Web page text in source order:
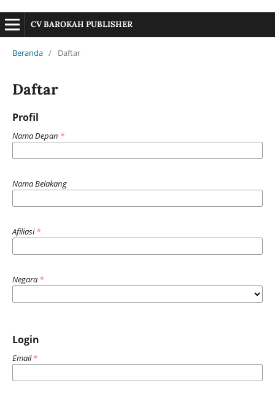
CV BAROKAH PUBLISHER
Beranda / Daftar
Daftar
Profil
Nama Depan *
Nama Belakang
Afiliasi*
Negara *
Login
Email*